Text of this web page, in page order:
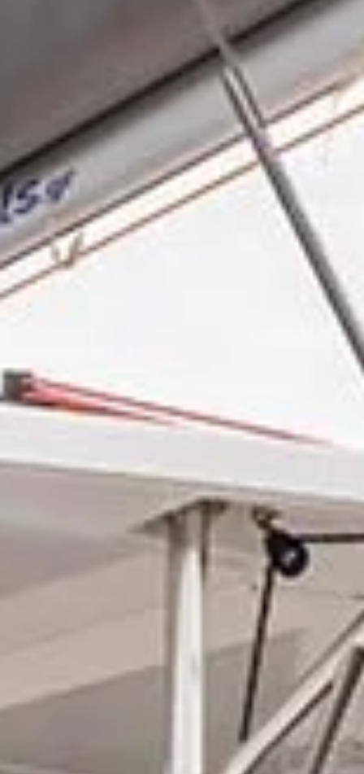
Suntem foarte mandri de serviciile noastre, iar
Cititi-le aici.
Asigurare de călătorie cu
navigație
Asigurarea unei experiențe unice de navigație
se bazează pe plăcerea de a se bucura de
vacanță fără niciun stres.
Echipa noastră
Navigatori pasionați și experți locali dedicați
pentru a face aventura ta pe insulele Ioniene de
neuitat.